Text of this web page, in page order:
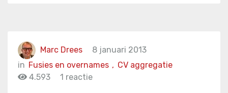
Marc Drees
8 januari 2013
in
CV aggregatie
Fusies en overnames ,
4.593
1 reactie